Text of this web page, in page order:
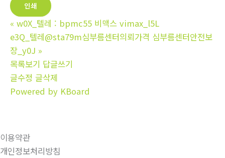
인쇄
« w0X_텔레 : bpmc55 비맥스 vimax_l5L
e3Q_텔레@sta79m심부름센터의뢰가격 심부름센터안전보
장_y0J »
목록보기 답글쓰기
글수정 글삭제
Powered by KBoard
이용약관
개인정보처리방침